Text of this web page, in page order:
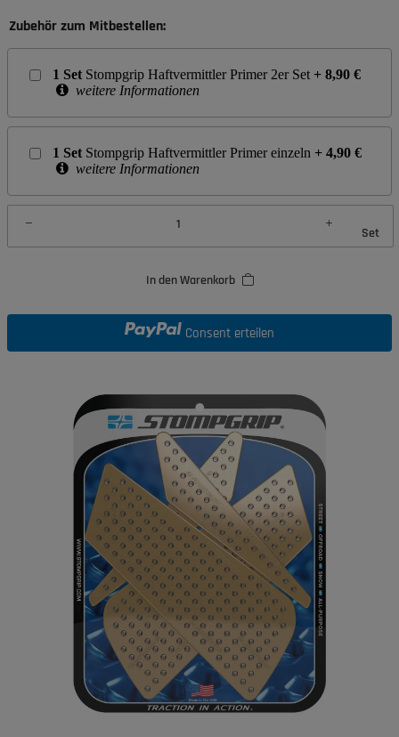
Zubehör zum Mitbestellen:
1 Set Stompgrip Haftvermittler Primer 2er Set + 8,90 €
weitere Informationen
1 Set Stompgrip Haftvermittler Primer einzeln + 4,90 €
weitere Informationen
Set
In den Warenkorb
Consent erteilen